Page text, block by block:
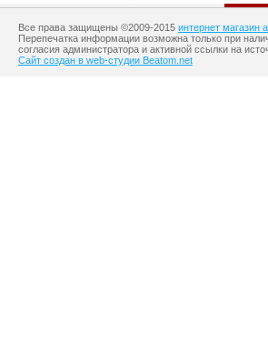
Все права защищены ©2009-2015 интернет магазин
Перепечатка информации возможна только при
согласия администратора и активной ссылки на
Сайт создан в web-студии Beatom.net